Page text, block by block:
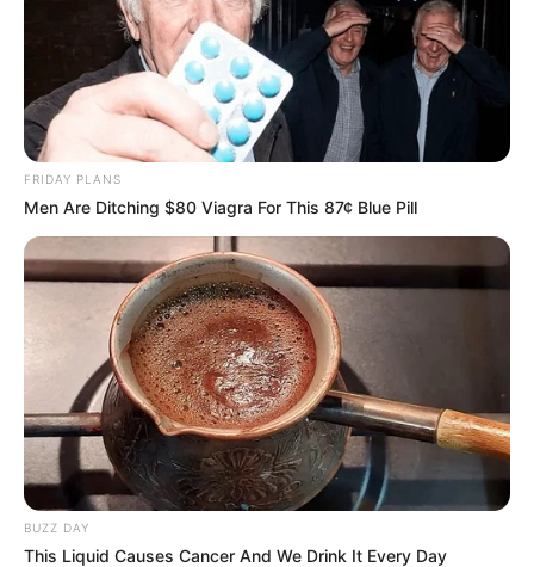
FRIDAY PLANS
Men Are Ditching $80 Viagra For This 87¢ Blue Pill
BUZZ DAY
This Liquid Causes Cancer And We Drink It Every Day